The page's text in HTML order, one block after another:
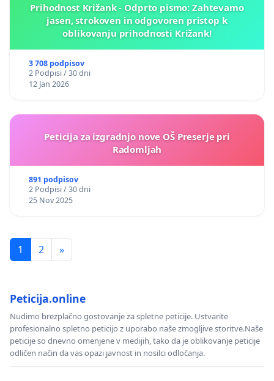
Prihodnost Križank - Odprto pismo: Zahtevamo
jasen, strokoven in odgovoren pristop k
oblikovanju prihodnosti Križank!
3 708 podpisov
2 Podpisi / 30 dni
12 Jan 2026
Peticija za izgradnjo nove OŠ Preserje pri
Radomljah
891 podpisov
2 Podpisi / 30 dni
25 Nov 2025
1 2 »
Peticija.online
Nudimo brezplačno gostovanje za spletne peticije. Ustvarite
profesionalno spletno peticijo z uporabo naše zmogljive storitve.Naše
peticije so dnevno omenjene v medijih, tako da je oblikovanje peticije
odličen način da vas opazi javnost in nosilci odločanja.